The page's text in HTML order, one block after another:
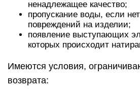
ненадлежащее качество;
пропускание воды, если
повреждений на изделии;
появление выступающих
которых происходит
Имеются условия,
возврата: